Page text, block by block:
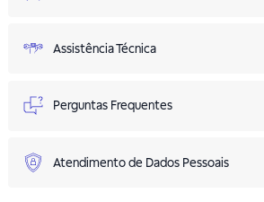
Assistência Técnica
Perguntas Frequentes
Atendimento de Dados Pessoais